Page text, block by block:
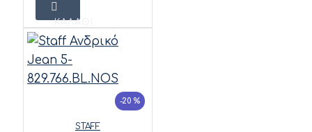
ΚΑΛΆΘΙ
-20 %
STAFF